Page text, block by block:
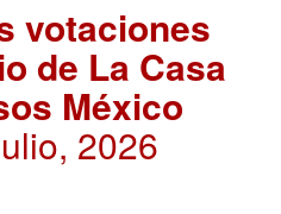
votaciones
de La Casa
México
2026